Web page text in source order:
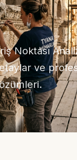
Noktası
ve